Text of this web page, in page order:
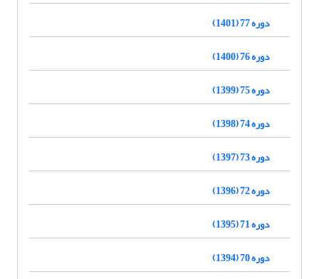
دوره 77 (1401)
دوره 76 (1400)
دوره 75 (1399)
دوره 74 (1398)
دوره 73 (1397)
دوره 72 (1396)
دوره 71 (1395)
دوره 70 (1394)